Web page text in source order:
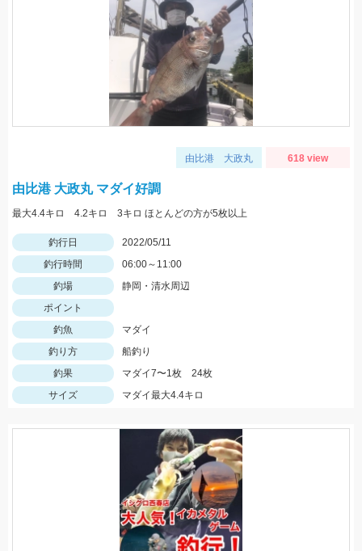
由比港 大政丸 618 view
由比港 大政丸 マダイ好調
最大4.4キロ 4.2キロ 3キロ ほとんどの方が5枚以上
釣行日
2022/05/11
釣行時間
06:00～11:00
釣場
静岡・清水周辺
ポイント
釣魚
マダイ
釣り方
船釣り
釣果
マダイ7〜1枚 24枚
サイズ
マダイ最大4.4キロ